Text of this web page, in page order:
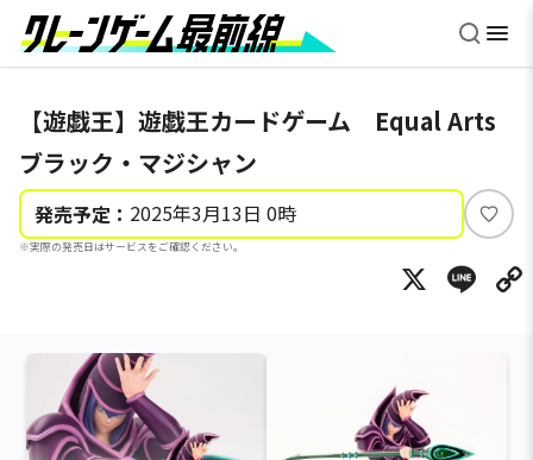
【遊戯王】遊戯王カードゲーム Equal Arts
ブラック・マジシャン
発売予定： 2025年3月13日 0時
※実際の発売日はサービスをご確認ください。
い
ね
X